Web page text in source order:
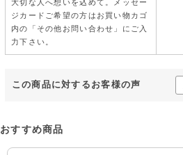
大切な人へ想いを込めて。メッセー
ジカードご希望の方はお買い物カゴ
内の「その他お問い合わせ」にご入
力下さい。
この商品に対するお客様の声
おすすめ商品